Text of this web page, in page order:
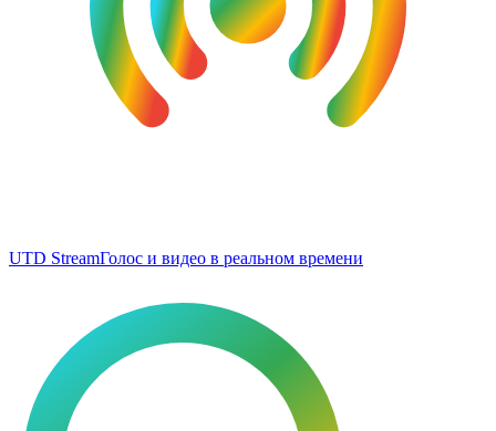
UTD StreamГолос и видео в реальном времени